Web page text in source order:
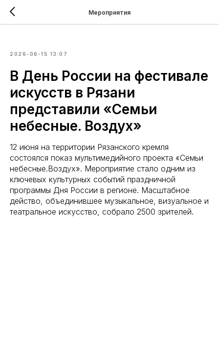
Мероприятия
2026-06-15 13:07
В День России на фестивале
искусств в Рязани
представили «Семьи
небесные. Воздух»
12 июня на территории Рязанского кремля
состоялся показ мультимедийного проекта «Семьи
небесные.Воздух». Мероприятие стало одним из
ключевых культурных событий праздничной
программы Дня России в регионе. Масштабное
действо, объединившее музыкальное, визуальное и
театральное искусство, собрало 2500 зрителей.